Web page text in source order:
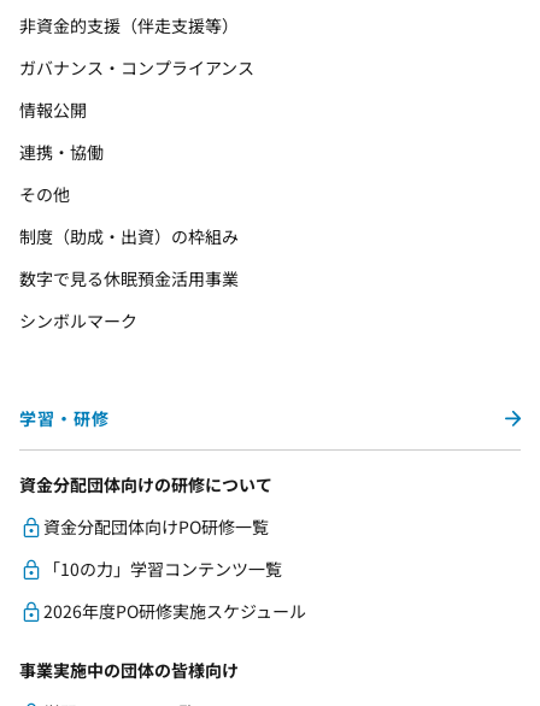
非資金的支援（伴走支援等）
ガバナンス・コンプライアンス
情報公開
連携・協働
その他
制度（助成・出資）の枠組み
数字で見る休眠預金活用事業
シンボルマーク
学習・研修
資金分配団体向けの研修について
資金分配団体向けPO研修一覧
「10の力」学習コンテンツ一覧
2026年度PO研修実施スケジュール
事業実施中の団体の皆様向け